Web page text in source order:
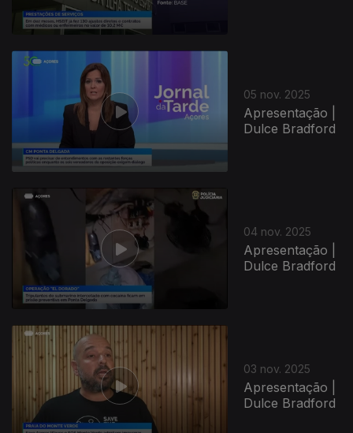
05 nov. 2025
Apresentação |
Dulce Bradford
04 nov. 2025
Apresentação |
Dulce Bradford
03 nov. 2025
Apresentação |
Dulce Bradford